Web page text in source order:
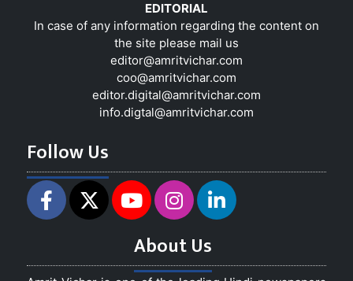
EDITORIAL
In case of any information regarding the content on
the site please mail us
editor@amritvichar.com
coo@amritvichar.com
editor.digital@amritvichar.com
info.digtal@amritvichar.com
Follow Us
About Us